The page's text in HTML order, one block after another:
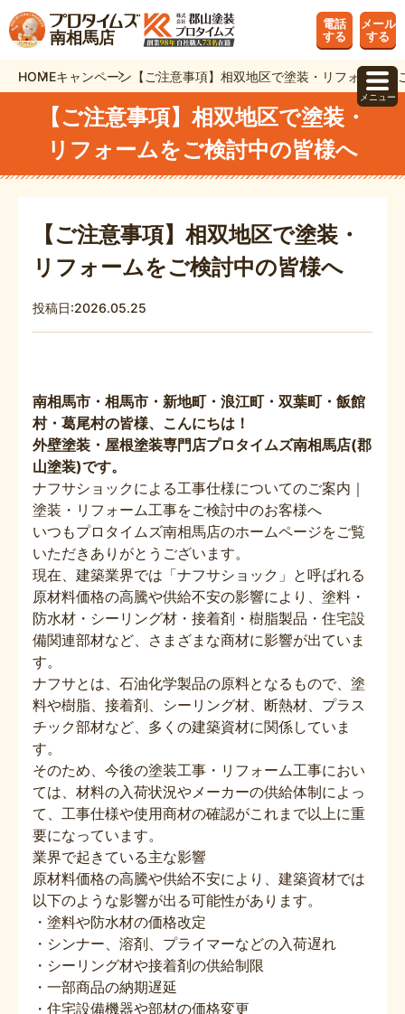
南相馬店
電話
する
メール
する
HOMEキャンペーン 【ご注意事項】相双地区で塗装・リフォームを
【ご注意事項】相双地区で塗装・
リフォームをご検討中の皆様へ
【ご注意事項】相双地区で塗装・
リフォームをご検討中の皆様へ
投稿日:2026.05.25
南相馬市・相馬市・新地町・浪江町・双葉町・飯館
村・葛尾村の皆様、こんにちは！
外壁塗装・屋根塗装専門店プロタイムズ南相馬店(郡
山塗装)です。
ナフサショックによる工事仕様についてのご案内｜
塗装・リフォーム工事をご検討中のお客様へ
いつもプロタイムズ南相馬店のホームページをご覧
いただきありがとうございます。
現在、建築業界では「ナフサショック」と呼ばれる
原材料価格の高騰や供給不安の影響により、塗料・
防水材・シーリング材・接着剤・樹脂製品・住宅設
備関連部材など、さまざまな商材に影響が出ていま
す。
ナフサとは、石油化学製品の原料となるもので、塗
料や樹脂、接着剤、シーリング材、断熱材、プラス
チック部材など、多くの建築資材に関係していま
す。
そのため、今後の塗装工事・リフォーム工事におい
ては、材料の入荷状況やメーカーの供給体制によっ
て、工事仕様や使用商材の確認がこれまで以上に重
要になっています。
業界で起きている主な影響
原材料価格の高騰や供給不安により、建築資材では
以下のような影響が出る可能性があります。
・塗料や防水材の価格改定
・シンナー、溶剤、プライマーなどの入荷遅れ
・シーリング材や接着剤の供給制限
・一部商品の納期遅延
・住宅設備機器や部材の価格変更
メニュー